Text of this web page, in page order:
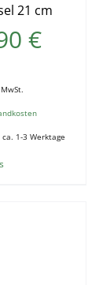
21 cm
€
ca. 1-3 Werktage